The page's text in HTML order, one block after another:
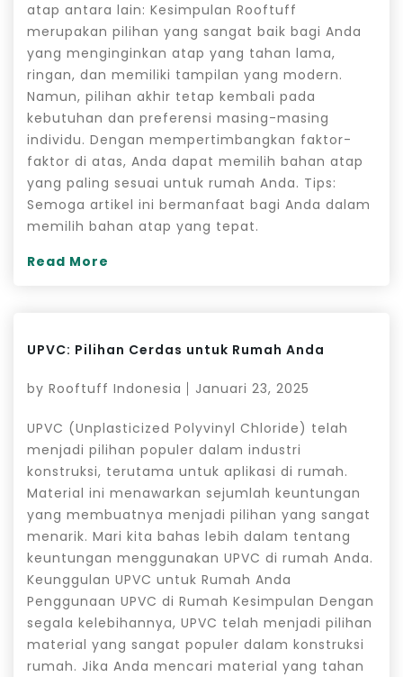
atap antara lain: Kesimpulan Rooftuff
merupakan pilihan yang sangat baik bagi Anda
yang menginginkan atap yang tahan lama,
ringan, dan memiliki tampilan yang modern.
Namun, pilihan akhir tetap kembali pada
kebutuhan dan preferensi masing-masing
individu. Dengan mempertimbangkan faktor-
faktor di atas, Anda dapat memilih bahan atap
yang paling sesuai untuk rumah Anda. Tips:
Semoga artikel ini bermanfaat bagi Anda dalam
memilih bahan atap yang tepat.
Read More
UPVC: Pilihan Cerdas untuk Rumah Anda
by Rooftuff Indonesia Januari 23, 2025
UPVC (Unplasticized Polyvinyl Chloride) telah
menjadi pilihan populer dalam industri
konstruksi, terutama untuk aplikasi di rumah.
Material ini menawarkan sejumlah keuntungan
yang membuatnya menjadi pilihan yang sangat
menarik. Mari kita bahas lebih dalam tentang
keuntungan menggunakan UPVC di rumah Anda.
Keunggulan UPVC untuk Rumah Anda
Penggunaan UPVC di Rumah Kesimpulan Dengan
segala kelebihannya, UPVC telah menjadi pilihan
material yang sangat populer dalam konstruksi
rumah. Jika Anda mencari material yang tahan